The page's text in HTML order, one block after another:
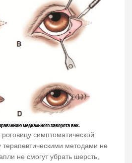
симптоматической
методами не
не смогут убрать шерсть,